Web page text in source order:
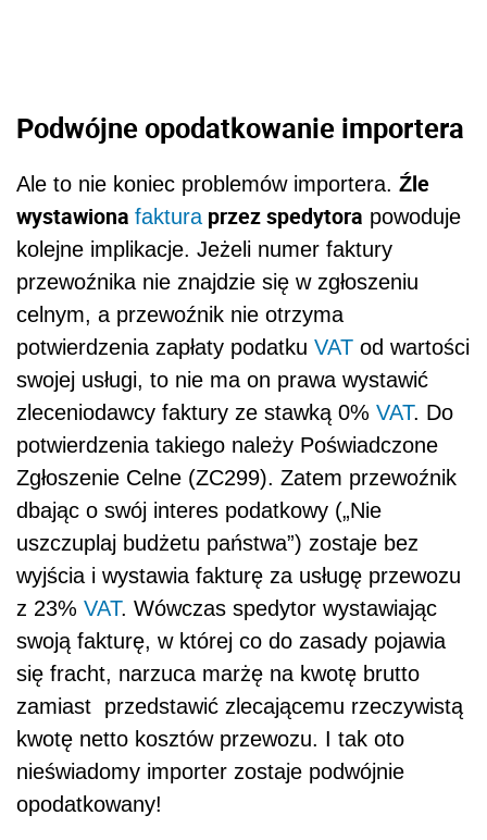
Podwójne opodatkowanie importera
Ale to nie koniec problemów importera. Źle
wystawiona fakturaprzez spedytora powoduje
kolejne implikacje. Jeżeli numer faktury
przewoźnika nie znajdzie się w zgłoszeniu
celnym, a przewoźnik nie otrzyma
potwierdzenia zapłaty podatku VAT od wartości
swojej usługi, to nie ma on prawa wystawić
zleceniodawcy faktury ze stawką 0% VAT. Do
potwierdzenia takiego należy Poświadczone
Zgłoszenie Celne (ZC299). Zatem przewoźnik
dbając o swój interes podatkowy („Nie
uszczuplaj budżetu państwa”) zostaje bez
wyjścia i wystawia fakturę za usługę przewozu
z 23% VAT. Wówczas spedytor wystawiając
swoją fakturę, w której co do zasady pojawia
się fracht, narzuca marżę na kwotę brutto
zamiast przedstawić zlecającemu rzeczywistą
kwotę netto kosztów przewozu. I tak oto
nieświadomy importer zostaje podwójnie
opodatkowany!